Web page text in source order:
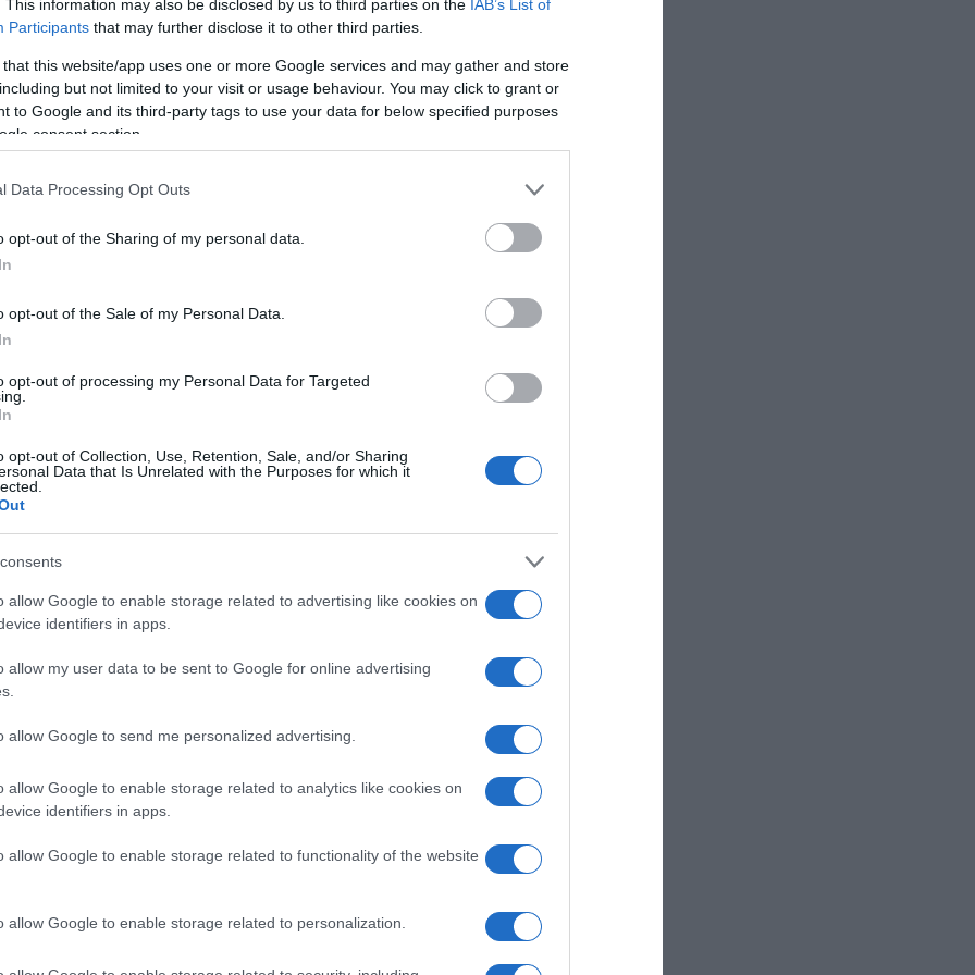
This information may also be disclosed by us to third parties on the IAB’s List of
Participants that may further disclose it to other third parties.
that this website/app uses one or more Google services and may gather and store
but not limited to your visit or usage behaviour. You may click to grant or
to Google and its third-party tags to use your data for below specified purposes
consent section.
Data Processing Opt Outs
opt-out of the Sharing of my personal data.
opt-out of the Sale of my Personal Data.
opt-out of processing my Personal Data for Targeted
opt-out of Collection, Use, Retention, Sale, and/or Sharing
Data that Is Unrelated with the Purposes for which it
allow Google to enable storage related to advertising like cookies on
identifiers in apps.
allow my user data to be sent to Google for online advertising
allow Google to send me personalized advertising.
allow Google to enable storage related to analytics like cookies on
identifiers in apps.
allow Google to enable storage related to functionality of the website
allow Google to enable storage related to personalization.
του Υπουργείου Κλιματικής Κρίσης
και την πρόληψη πυρκαγιών
στους πολίτες
για την αντιπυρική προστασία υπό
Μητσοτάκη – Στη “μάχη” πάνω από 18.000
drones και το Antinero
οι παρεμβάσεις της Δασικής Υπηρεσίας
- 14:39
Αυξημένη ετοιμότητα στην πρόληψη
αντιπυρικής περιόδου
βρέθηκε ο υπουργός Κλιματικής Κρίσης και Πολιτικής